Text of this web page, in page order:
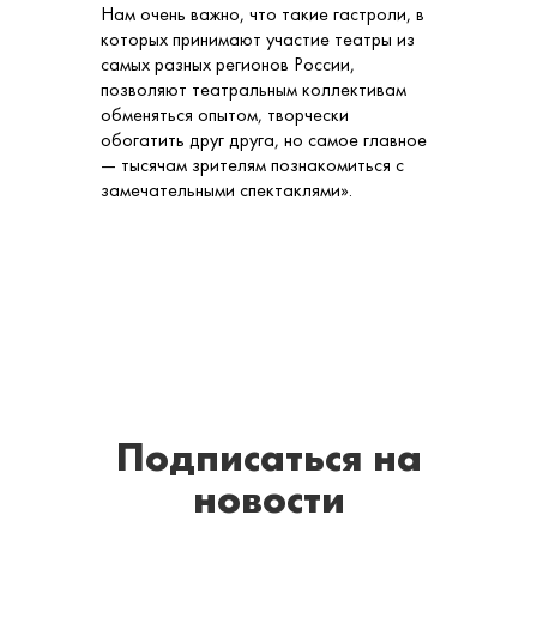
Нам очень важно, что такие гастроли, в
которых принимают участие театры из
самых разных регионов России,
позволяют театральным коллективам
обменяться опытом, творчески
обогатить друг друга, но самое главное
— тысячам зрителям познакомиться с
замечательными спектаклями».
Подписаться на
новости